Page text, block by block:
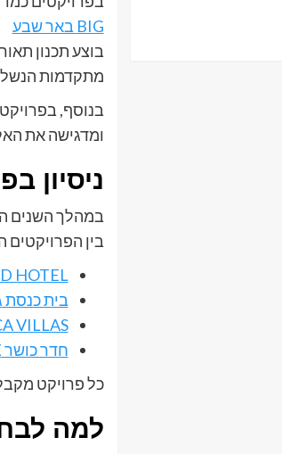
BIG באר שבע
מתקדמות
בנוסף,
ומדגישה את
ניסיון
במהלך השנים
בין
HOTEL
בית כנסת
VILLAS
חדר כושר G-MAX מודיעין
כל פרויקט
למה